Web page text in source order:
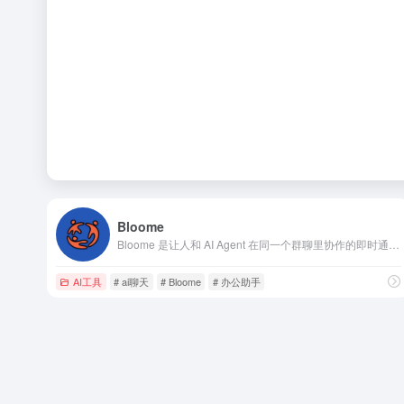
Bloome
AI工具 # ai聊天 # Bloome # 办公助手